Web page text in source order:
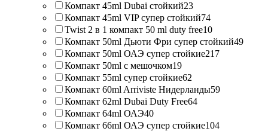
Компакт 45ml Dubai стойкий23
Компакт 45ml VIP супер стойкий74
Twist 2 в 1 компакт 50 ml duty free10
Компакт 50ml Дьюти Фри супер стойкий49
Компакт 50ml ОАЭ супер стойкие217
Компакт 50ml с мешочком19
Компакт 55ml супер стойкие62
Компакт 60ml Arriviste Нидерланды59
Компакт 62ml Dubai Duty Free64
Компакт 64ml ОАЭ40
Компакт 66ml ОАЭ супер стойкие104